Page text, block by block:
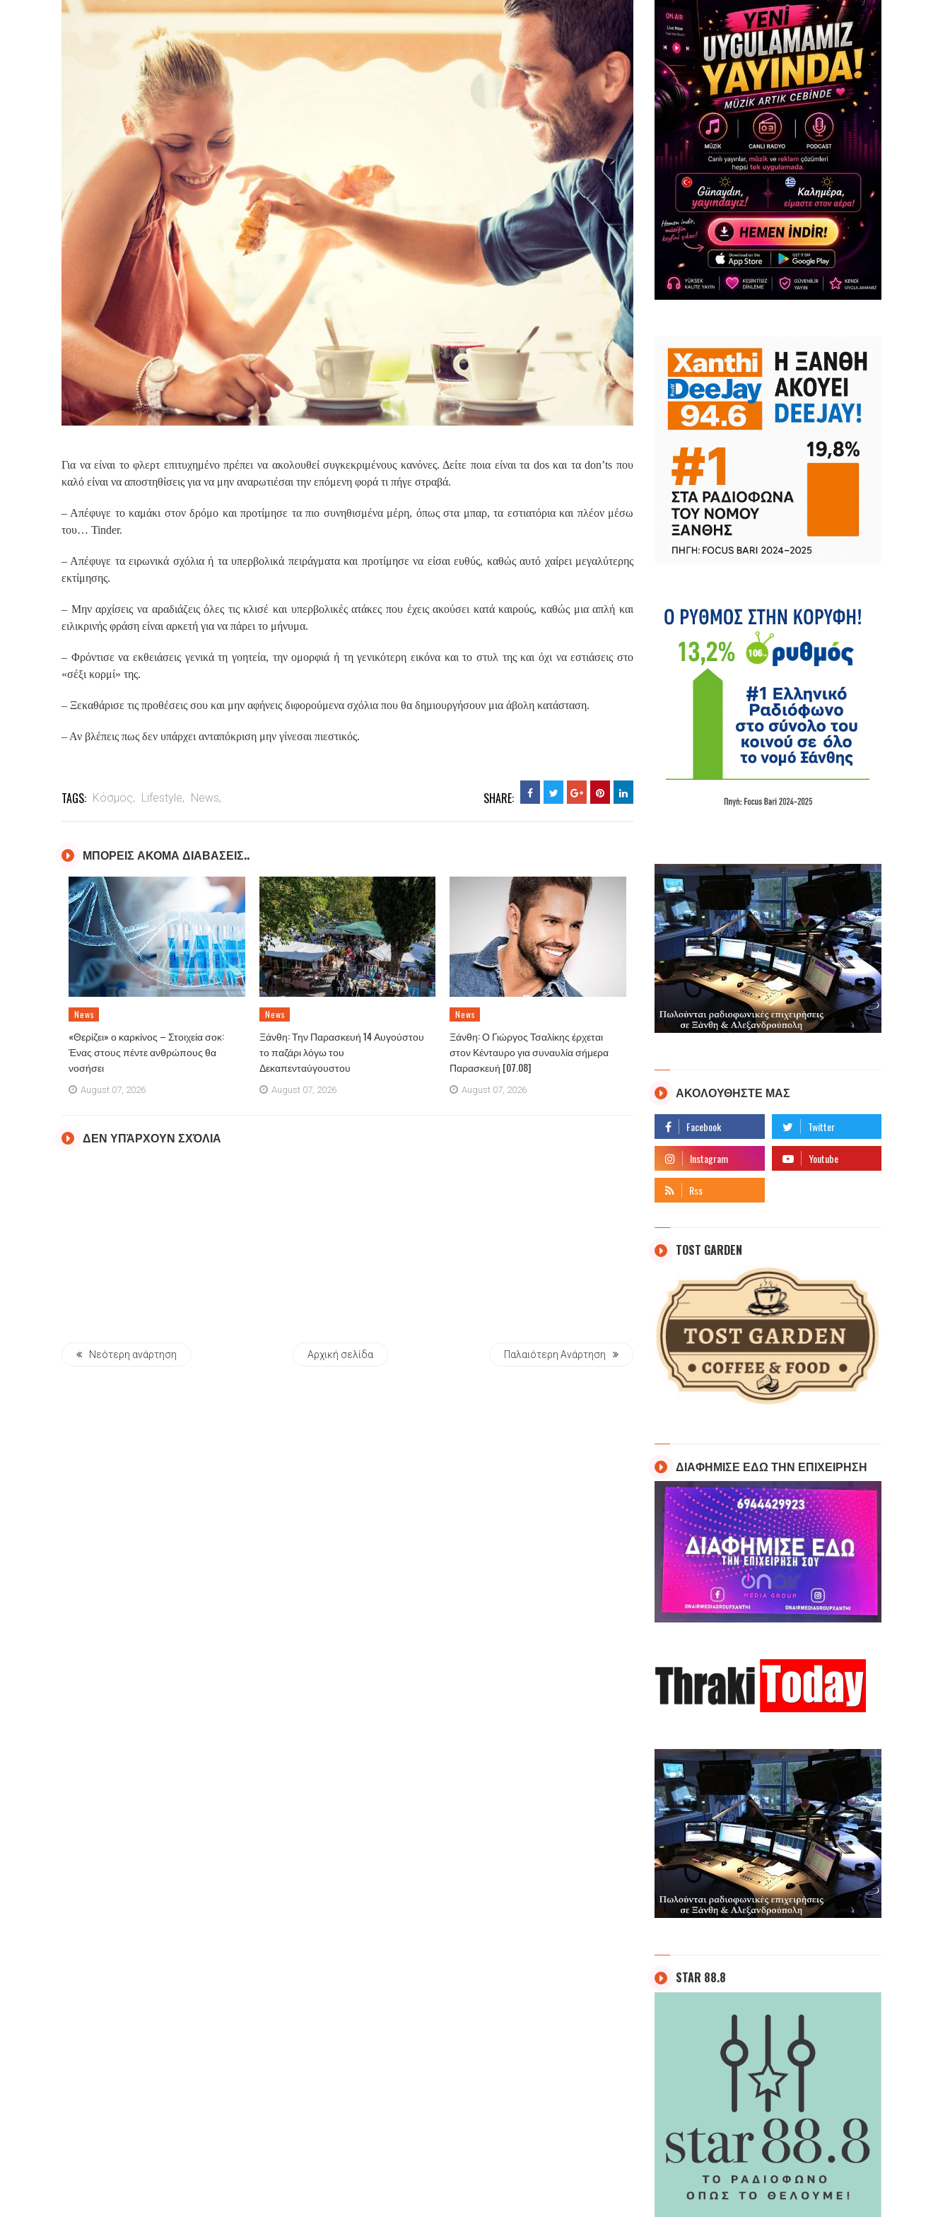
Για να είναι το φλερτ επιτυχημένο πρέπει να ακολουθεί συγκεκριμένους κανόνες. Δείτε ποια είναι τα dos και τα don’ts που
καλό είναι να αποστηθίσεις για να μην αναρωτιέσαι την επόμενη φορά τι πήγε στραβά.
– Απέφυγε το καμάκι στον δρόμο και προτίμησε τα πιο συνηθισμένα μέρη, όπως στα μπαρ, τα εστιατόρια και πλέον μέσω
του… Tinder.
– Απέφυγε τα ειρωνικά σχόλια ή τα υπερβολικά πειράγματα και προτίμησε να είσαι ευθύς, καθώς αυτό χαίρει μεγαλύτερης
εκτίμησης.
– Μην αρχίσεις να αραδιάζεις όλες τις κλισέ και υπερβολικές ατάκες που έχεις ακούσει κατά καιρούς, καθώς μια απλή και
ειλικρινής φράση είναι αρκετή για να πάρει το μήνυμα.
– Φρόντισε να εκθειάσεις γενικά τη γοητεία, την ομορφιά ή τη γενικότερη εικόνα και το στυλ της και όχι να εστιάσεις στο
«σέξι κορμί» της.
– Ξεκαθάρισε τις προθέσεις σου και μην αφήνεις διφορούμενα σχόλια που θα δημιουργήσουν μια άβολη κατάσταση.
– Αν βλέπεις πως δεν υπάρχει ανταπόκριση μην γίνεσαι πιεστικός.
TAGS: Κόσμος, Lifestyle, News, SHARE:
ΜΠΟΡΕΙΣ ΑΚΟΜΑ ΔΙΑΒΑΣΕΙΣ..
News
«Θερίζει» ο καρκίνος – Στοιχεία σοκ:
Ένας στους πέντε ανθρώπους θα
νοσήσει
August 07, 2026
News
Ξάνθη: Την Παρασκευή 14 Αυγούστου
το παζάρι λόγω του
Δεκαπενταύγουστου
August 07, 2026
News
Ξάνθη: Ο Γιώργος Τσαλίκης έρχεται
στον Κένταυρο για συναυλία σήμερα
Παρασκευή [07.08]
August 07, 2026
ΔΕΝ ΥΠΆΡΧΟΥΝ ΣΧΌΛΙΑ
Νεότερη ανάρτηση Αρχική σελίδα Παλαιότερη Ανάρτηση
ΑΚΟΛΟΥΘΗΣΤΕ ΜΑΣ
TOST GARDEN
ΔΙΑΦΗΜΙΣΕ ΕΔΩ ΤΗΝ ΕΠΙΧΕΙΡΗΣΗ
STAR 88.8